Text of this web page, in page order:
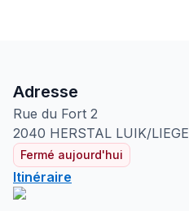
Adresse
Rue du Fort 2
2040 HERSTAL LUIK/LIEGE
Fermé aujourd'hui
Itinéraire